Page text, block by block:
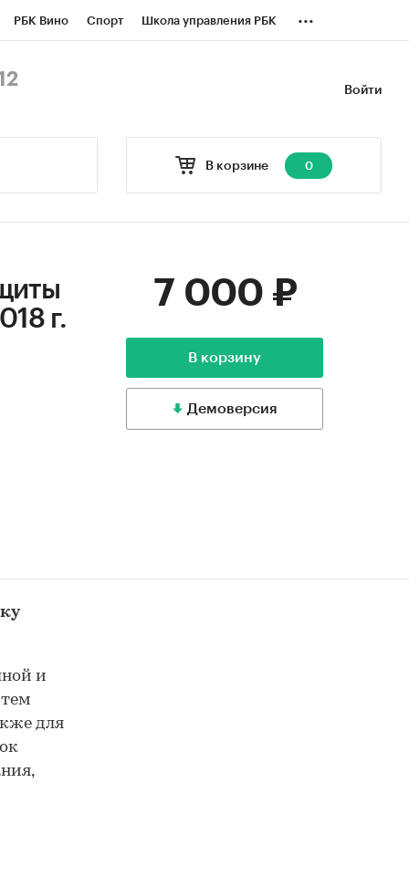
РБК Вино Спорт Школа управления РБК ...
Войти
В корзине 0
г.
7 000 ₽
В корзину
Демоверсия
и
для